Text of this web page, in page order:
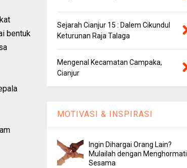
bentuk
Sejarah Cianjur 15 : Dalem Cikundul
Keturunan Raja Talaga
Mengenal Kecamatan Campaka,
Cianjur
MOTIVASI & INSPIRASI
Ingin Dihargai Orang Lain?
Mulailah dengan Menghormati
Sesama